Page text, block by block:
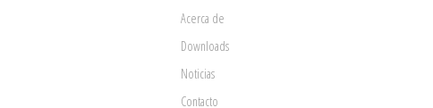
Acerca de
Downloads
Noticias
Contacto